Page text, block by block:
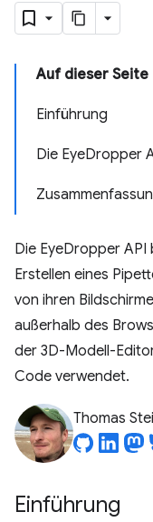
Auf dieser Seite
Einführung
Die EyeDropper
Die EyeDropper API
Erstellen eines
von ihren
außerhalb des
der 3D-Modell-
Code verwendet.
Thomas
Einführung